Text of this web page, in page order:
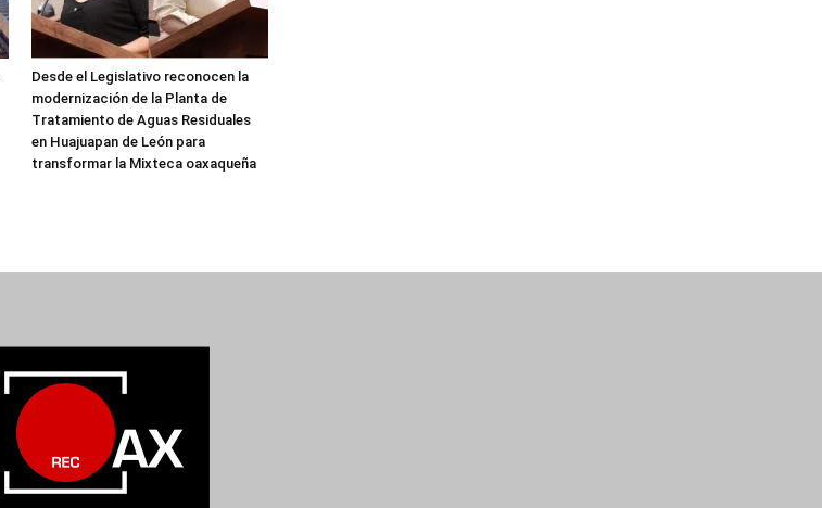
Desde el Legislativo reconocen la
modernización de la Planta de
Tratamiento de Aguas Residuales
en Huajuapan de León para
transformar la Mixteca oaxaqueña